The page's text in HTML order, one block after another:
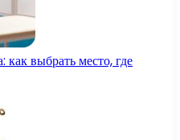
как выбрать место, где